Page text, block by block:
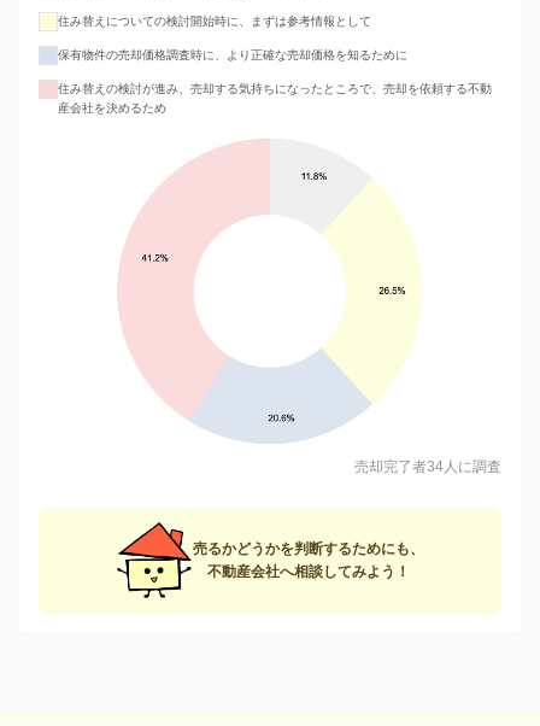
住み替えについての検討開始時に、まずは参考情報として
保有物件の売却価格調査時に、より正確な売却価格を知るために
住み替えの検討が進み、売却する気持ちになったところで、売却を依頼する不動
産会社を決めるため
売却完了者34人に調査
売るかどうかを判断するためにも、
不動産会社へ相談してみよう！